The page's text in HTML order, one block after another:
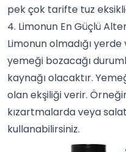
pek çok tarifte tuz
4. Limonun En Güçlü
Limonun olmadığı yerde
yemeği bozacağı
kaynağı olacaktır.
olan ekşiliği verir.
kızartmalarda veya
kullanabilirsiniz.